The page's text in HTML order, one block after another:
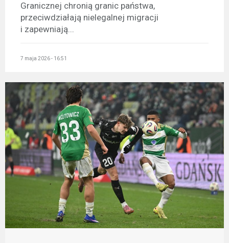
Granicznej chronią granic państwa,
przeciwdziałają nielegalnej migracji
i zapewniają...
7 maja 2026 - 16:51